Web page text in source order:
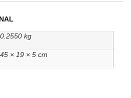
0.2550 kg
45 × 19 × 5 cm